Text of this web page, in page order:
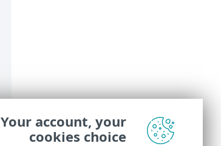
Your account, your
cookies choice